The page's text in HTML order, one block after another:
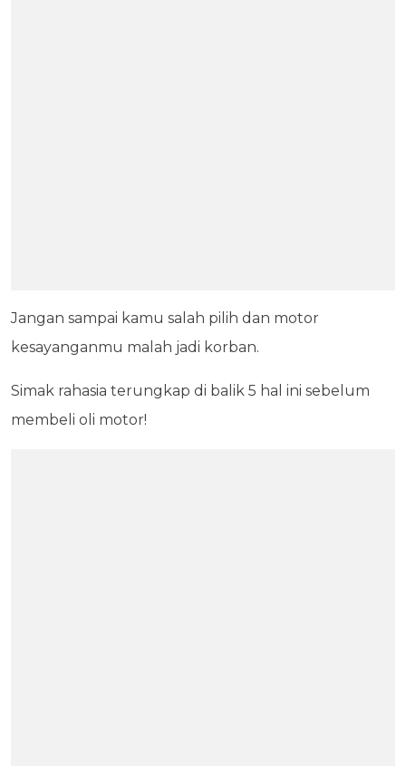
Jangan sampai kamu salah pilih dan motor
kesayanganmu malah jadi korban.
Simak rahasia terungkap di balik 5 hal ini sebelum
membeli oli motor!